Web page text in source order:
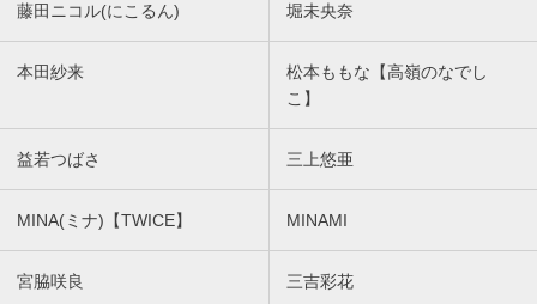
藤田ニコル(にこるん) 堀未央奈
本田紗来
松本ももな【高嶺のなでし
こ】
益若つばさ 三上悠亜
MINA(ミナ)【TWICE】 MINAMI
宮脇咲良 三吉彩花